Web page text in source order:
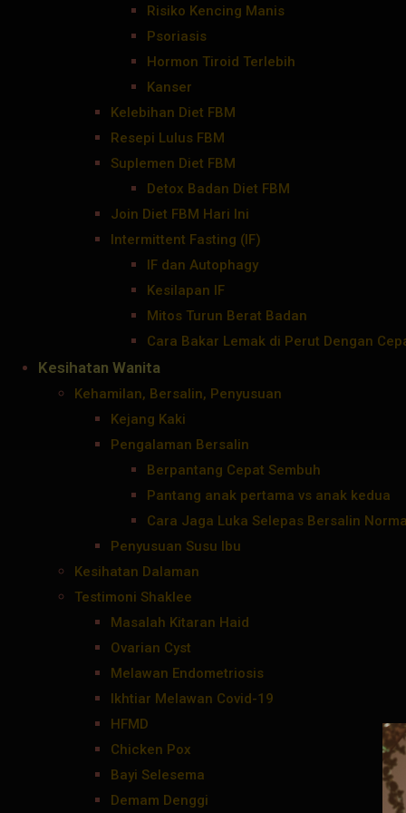
Risiko Kencing Manis
Psoriasis
Hormon Tiroid Terlebih
Kanser
Kelebihan Diet FBM
Resepi Lulus FBM
Suplemen Diet FBM
Detox Badan Diet FBM
Join Diet FBM Hari Ini
Intermittent Fasting (IF)
IF dan Autophagy
Kesilapan IF
Mitos Turun Berat Badan
Cara Bakar Lemak di Perut Dengan
Kesihatan Wanita
Kehamilan, Bersalin, Penyusuan
Kejang Kaki
Pengalaman Bersalin
Berpantang Cepat Sembuh
Pantang anak pertama vs anak kedua
Cara Jaga Luka Selepas Bersalin
Penyusuan Susu Ibu
Kesihatan Dalaman
Testimoni Shaklee
Masalah Kitaran Haid
Ovarian Cyst
Melawan Endometriosis
Ikhtiar Melawan Covid-19
HFMD
Chicken Pox
Bayi Selesema
Demam Denggi